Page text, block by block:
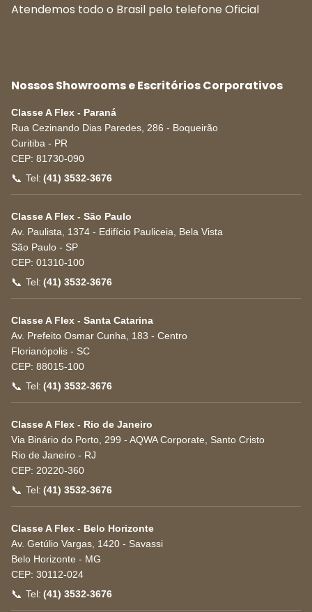
Atendemos todo o Brasil pelo telefone Oficial
Nossos Showrooms e Escritórios Corporativos
Classe A Flex - Paraná
Rua Cezinando Dias Paredes, 286 - Boqueirão
Curitiba - PR
CEP: 81730-090
📞 Tel: (41) 3532-3676
Classe A Flex - São Paulo
Av. Paulista, 1374 - Edifício Pauliceia, Bela Vista
São Paulo - SP
CEP: 01310-100
📞 Tel: (41) 3532-3676
Classe A Flex - Santa Catarina
Av. Prefeito Osmar Cunha, 183 - Centro
Florianópolis - SC
CEP: 88015-100
📞 Tel: (41) 3532-3676
Classe A Flex - Rio de Janeiro
Via Binário do Porto, 299 - AQWA Corporate, Santo Cristo
Rio de Janeiro - RJ
CEP: 20220-360
📞 Tel: (41) 3532-3676
Classe A Flex - Belo Horizonte
Av. Getúlio Vargas, 1420 - Savassi
Belo Horizonte - MG
CEP: 30112-024
📞 Tel: (41) 3532-3676